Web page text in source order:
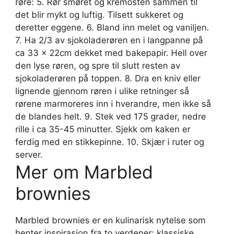
det blir mykt og luftig. Tilsett sukkeret og
deretter eggene. 6. Bland inn melet og vaniljen.
7. Ha 2/3 av sjokoladerøren en i langpanne på
ca 33 x 22cm dekket med bakepapir. Hell over
den lyse røren, og spre til slutt resten av
sjokoladerøren på toppen. 8. Dra en kniv eller
lignende gjennom røren i ulike retninger så
rørene marmoreres inn i hverandre, men ikke så
de blandes helt. 9. Stek ved 175 grader, nedre
rille i ca 35-45 minutter. Sjekk om kaken er
ferdig med en stikkepinne. 10. Skjær i ruter og
server.
Mer om Marbled
brownies
Marbled brownies er en kulinarisk nytelse som